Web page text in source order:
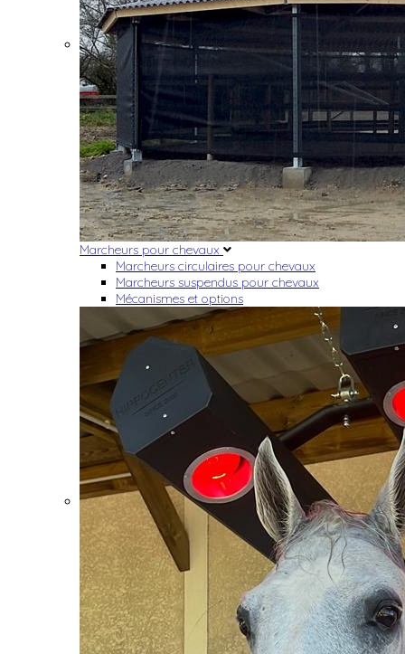
Marcheurs pour chevaux
Marcheurs circulaires pour chevaux
Marcheurs suspendus pour chevaux
Mécanismes et options